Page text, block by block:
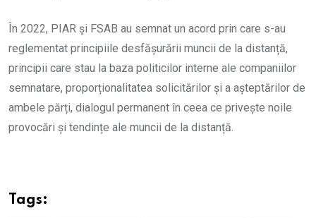
În 2022, PIAR și FSAB au semnat un acord prin care s-au
reglementat principiile desfășurării muncii de la distanță,
principii care stau la baza politicilor interne ale companiilor
semnatare, proporționalitatea solicitărilor și a așteptărilor de
ambele părți, dialogul permanent în ceea ce privește noile
provocări și tendințe ale muncii de la distanță.
Tags: